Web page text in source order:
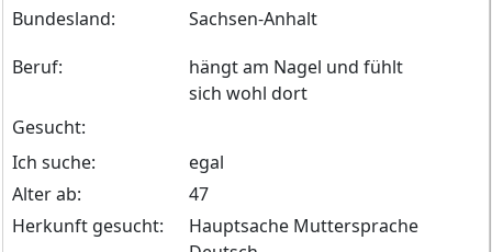
Bundesland:
Sachsen-Anhalt
Beruf:
hängt am Nagel und fühlt
sich wohl dort
Gesucht:
Ich suche:
egal
Alter ab:
47
Herkunft gesucht:
Hauptsache Muttersprache